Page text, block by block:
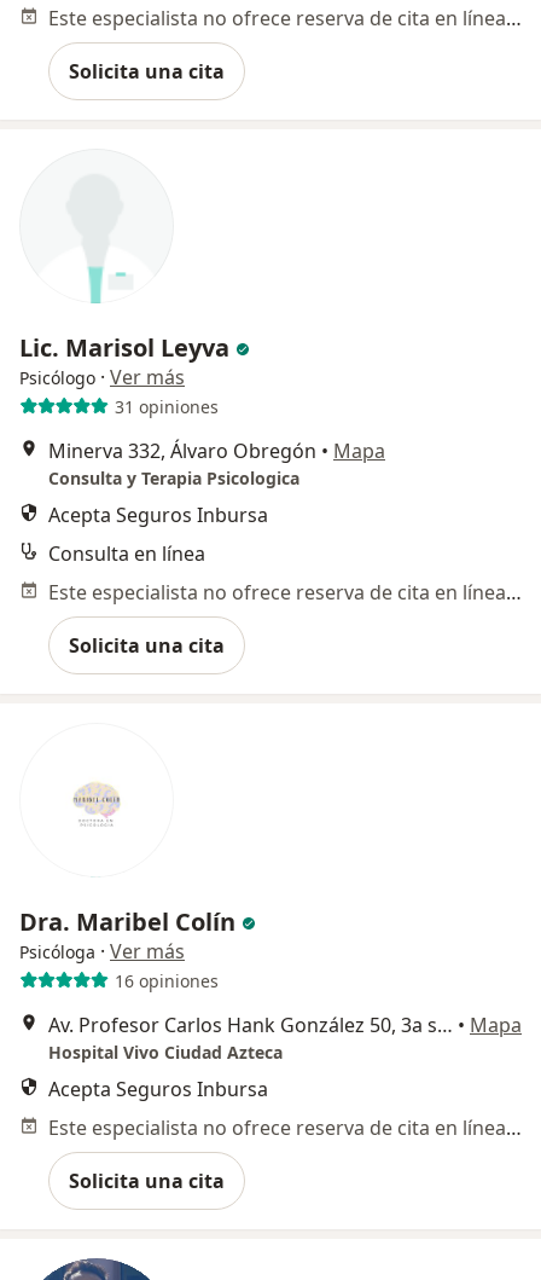
Este especialista no ofrece reserva de cita en línea en esta dirección.
Solicita una cita
Lic. Marisol Leyva
Psicólogo · Ver más
31 opiniones
Minerva 332, Álvaro Obregón • Mapa
Consulta y Terapia Psicologica
Acepta Seguros Inbursa
Consulta en línea
Este especialista no ofrece reserva de cita en línea en esta dirección.
Solicita una cita
Dra. Maribel Colín
Psicóloga · Ver más
16 opiniones
Av. Profesor Carlos Hank González 50, 3a sección, Ecatepec de Morelos • Mapa
Hospital Vivo Ciudad Azteca
Acepta Seguros Inbursa
Este especialista no ofrece reserva de cita en línea en esta dirección.
Solicita una cita